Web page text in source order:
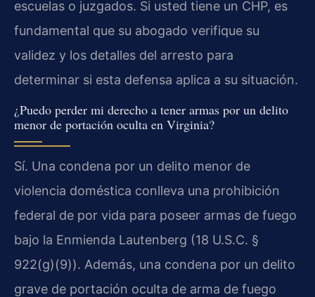
escuelas o juzgados. Si usted tiene un CHP, es
fundamental que su abogado verifique su
validez y los detalles del arresto para
determinar si esta defensa aplica a su situación.
¿Puedo perder mi derecho a tener armas por un delito
menor de portación oculta en Virginia?
Sí. Una condena por un delito menor de
violencia doméstica conlleva una prohibición
federal de por vida para poseer armas de fuego
bajo la Enmienda Lautenberg (18 U.S.C. §
922(g)(9)). Además, una condena por un delito
grave de portación oculta de arma de fuego